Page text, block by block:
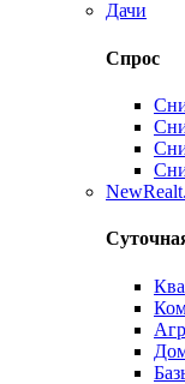
Дачи
Спрос
New